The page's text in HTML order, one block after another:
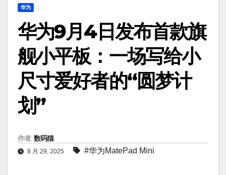
华为
华为9月4日发布首款旗
舰小平板：一场写给小
尺寸爱好者的“圆梦计
划”
作者 数码猫
8 月 29, 2025 #华为MatePad Mini